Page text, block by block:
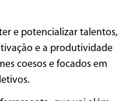
e potencializar talentos,
e a produtividade
coesos e focados em